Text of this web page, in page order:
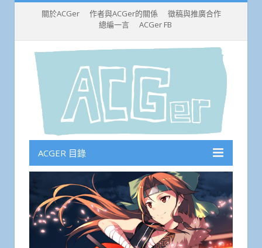
關於ACGer 作者與ACGer的關係
徵稿與推廣合作
總編一言
ACGer FB
ACGER 目錄